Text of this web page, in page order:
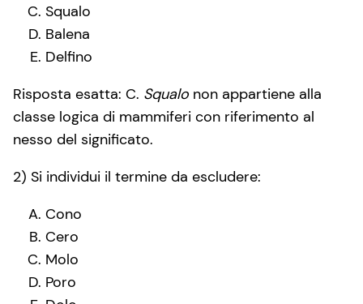
Squalo
Balena
Delfino
Risposta esatta: C. Squalo non appartiene alla
classe logica di mammiferi con riferimento al
nesso del significato.
2) Si individui il termine da escludere:
Cono
Cero
Molo
Poro